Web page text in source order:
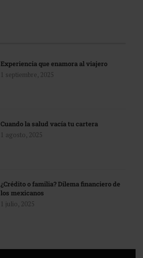
Experiencia que enamora al viajero
1 septiembre, 2025
Cuando la salud vacía tu cartera
1 agosto, 2025
¿Crédito o familia? Dilema financiero de
los mexicanos
1 julio, 2025